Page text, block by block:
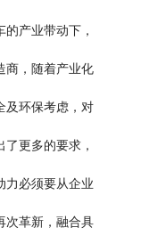
产业带动下，
商，随着产业化
及环保考虑，对
更多的要求，
力必须要从企业
次革新，融合具